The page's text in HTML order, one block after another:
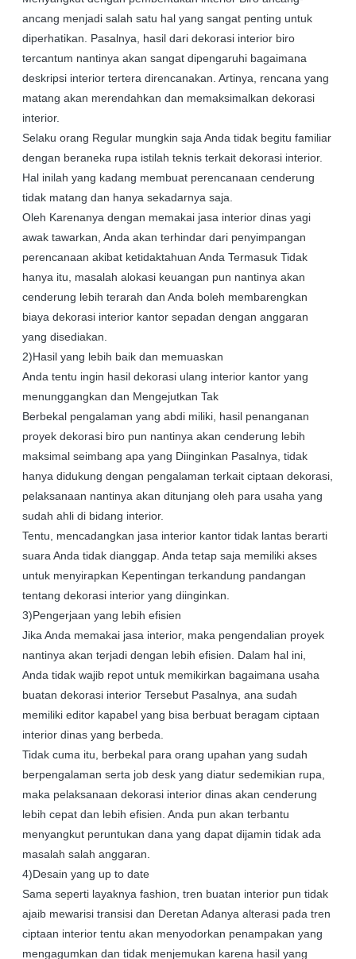
ancang menjadi salah satu hal yang sangat penting untuk
diperhatikan. Pasalnya, hasil dari dekorasi interior biro
tercantum nantinya akan sangat dipengaruhi bagaimana
deskripsi interior tertera direncanakan. Artinya, rencana yang
matang akan merendahkan dan memaksimalkan dekorasi
interior.
Selaku orang Regular mungkin saja Anda tidak begitu familiar
dengan beraneka rupa istilah teknis terkait dekorasi interior.
Hal inilah yang kadang membuat perencanaan cenderung
tidak matang dan hanya sekadarnya saja.
Oleh Karenanya dengan memakai jasa interior dinas yagi
awak tawarkan, Anda akan terhindar dari penyimpangan
perencanaan akibat ketidaktahuan Anda Termasuk Tidak
hanya itu, masalah alokasi keuangan pun nantinya akan
cenderung lebih terarah dan Anda boleh membarengkan
biaya dekorasi interior kantor sepadan dengan anggaran
yang disediakan.
2)Hasil yang lebih baik dan memuaskan
Anda tentu ingin hasil dekorasi ulang interior kantor yang
menunggangkan dan Mengejutkan Tak
Berbekal pengalaman yang abdi miliki, hasil penanganan
proyek dekorasi biro pun nantinya akan cenderung lebih
maksimal seimbang apa yang Diinginkan Pasalnya, tidak
hanya didukung dengan pengalaman terkait ciptaan dekorasi,
pelaksanaan nantinya akan ditunjang oleh para usaha yang
sudah ahli di bidang interior.
Tentu, mencadangkan jasa interior kantor tidak lantas berarti
suara Anda tidak dianggap. Anda tetap saja memiliki akses
untuk menyirapkan Kepentingan terkandung pandangan
tentang dekorasi interior yang diinginkan.
3)Pengerjaan yang lebih efisien
Jika Anda memakai jasa interior, maka pengendalian proyek
nantinya akan terjadi dengan lebih efisien. Dalam hal ini,
Anda tidak wajib repot untuk memikirkan bagaimana usaha
buatan dekorasi interior Tersebut Pasalnya, ana sudah
memiliki editor kapabel yang bisa berbuat beragam ciptaan
interior dinas yang berbeda.
Tidak cuma itu, berbekal para orang upahan yang sudah
berpengalaman serta job desk yang diatur sedemikian rupa,
maka pelaksanaan dekorasi interior dinas akan cenderung
lebih cepat dan lebih efisien. Anda pun akan terbantu
menyangkut peruntukan dana yang dapat dijamin tidak ada
masalah salah anggaran.
4)Desain yang up to date
Sama seperti layaknya fashion, tren buatan interior pun tidak
ajaib mewarisi transisi dan Deretan Adanya alterasi pada tren
ciptaan interior tentu akan menyodorkan penampakan yang
mengagumkan dan tidak menjemukan karena hasil yang